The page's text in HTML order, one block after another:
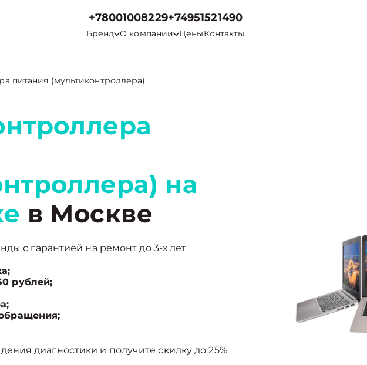
+78001008229+74951521490
Бренд О компании ЦеныКонтакты
питания (мультиконтроллера)
на
в Москве
с гарантией на ремонт до 3-х лет
рублей;
диагностики и получите скидку до 25%